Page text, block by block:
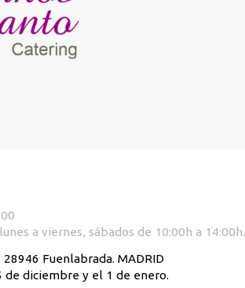
a viernes, sábados de 10:00h a 14:00h.
Fuenlabrada. MADRID
de diciembre y el 1 de enero.